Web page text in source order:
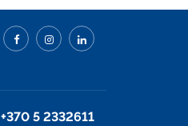
+370 5 2332611